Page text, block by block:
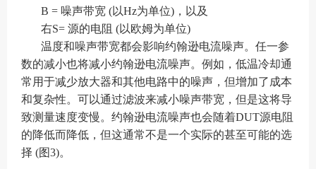
B = 噪声带宽 (以Hz为单位)，以及
右S= 源的电阻 (以欧姆为单位)
温度和噪声带宽都会影响约翰逊电流噪声。任一参
数的减小也将减小约翰逊电流噪声。例如，低温冷却通
常用于减少放大器和其他电路中的噪声，但增加了成本
和复杂性。可以通过滤波来减小噪声带宽，但是这将导
致测量速度变慢。约翰逊电流噪声也会随着DUT源电阻
的降低而降低，但这通常不是一个实际的甚至可能的选
择 (图3)。